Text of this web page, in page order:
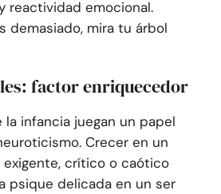
reactividad emocional.
demasiado, mira tu árbol
factor enriquecedor
la infancia juegan un papel
Crecer en un
crítico o caótico
psique delicada en un ser